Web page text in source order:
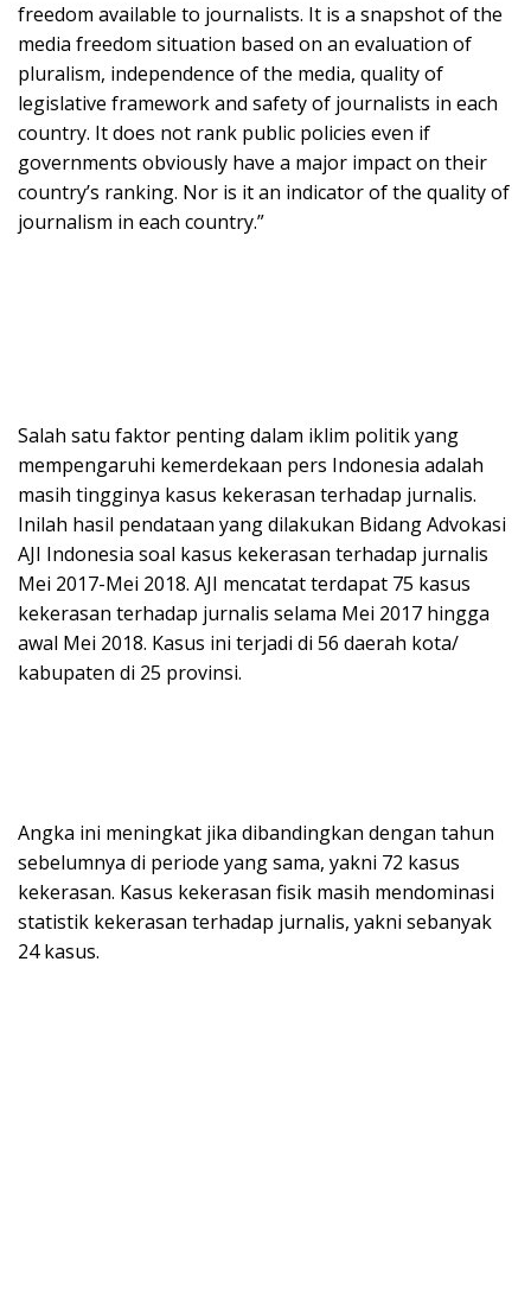
freedom available to journalists. It is a snapshot of the
media freedom situation based on an evaluation of
pluralism, independence of the media, quality of
legislative framework and safety of journalists in each
country. It does not rank public policies even if
governments obviously have a major impact on their
country’s ranking. Nor is it an indicator of the quality of
journalism in each country.”
Salah satu faktor penting dalam iklim politik yang
mempengaruhi kemerdekaan pers Indonesia adalah
masih tingginya kasus kekerasan terhadap jurnalis.
Inilah hasil pendataan yang dilakukan Bidang Advokasi
AJI Indonesia soal kasus kekerasan terhadap jurnalis
Mei 2017-Mei 2018. AJI mencatat terdapat 75 kasus
kekerasan terhadap jurnalis selama Mei 2017 hingga
awal Mei 2018. Kasus ini terjadi di 56 daerah kota/
kabupaten di 25 provinsi.
Angka ini meningkat jika dibandingkan dengan tahun
sebelumnya di periode yang sama, yakni 72 kasus
kekerasan. Kasus kekerasan fisik masih mendominasi
statistik kekerasan terhadap jurnalis, yakni sebanyak
24 kasus.